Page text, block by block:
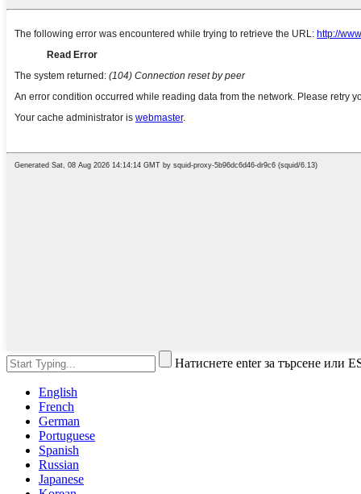
Натиснете enter за търсене или
English
French
German
Portuguese
Spanish
Russian
Japanese